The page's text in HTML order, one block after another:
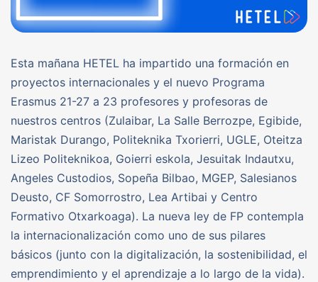
Esta mañana HETEL ha impartido una formación en
proyectos internacionales y el nuevo Programa
Erasmus 21-27 a 23 profesores y profesoras de
nuestros centros (Zulaibar, La Salle Berrozpe, Egibide,
Maristak Durango, Politeknika Txorierri, UGLE, Oteitza
Lizeo Politeknikoa, Goierri eskola, Jesuitak Indautxu,
Angeles Custodios, Sopeña Bilbao, MGEP, Salesianos
Deusto, CF Somorrostro, Lea Artibai y Centro
Formativo Otxarkoaga). La nueva ley de FP contempla
la internacionalización como uno de sus pilares
básicos (junto con la digitalización, la sostenibilidad, el
emprendimiento y el aprendizaje a lo largo de la vida).